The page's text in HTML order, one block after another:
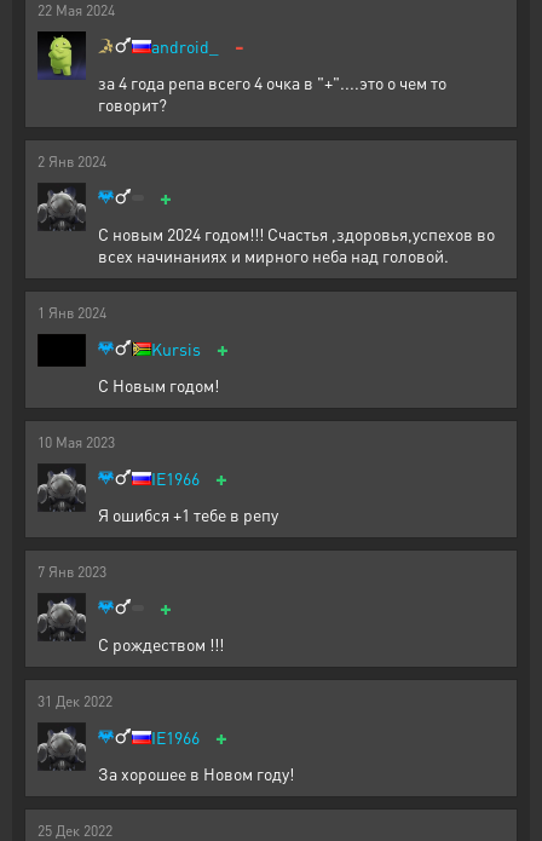
22 Мая 2024
android_ -
за 4 года репа всего 4 очка в "+"....это о чем то
говорит?
2 Янв 2024
+
С новым 2024 годом!!! Счастья ,здоровья,успехов во
всех начинаниях и мирного неба над головой.
1 Янв 2024
Kursis +
С Новым годом!
10 Мая 2023
IE1966 +
Я ошибся +1 тебе в репу
7 Янв 2023
+
С рождеством !!!
31 Дек 2022
IE1966 +
За хорошее в Новом году!
25 Дек 2022